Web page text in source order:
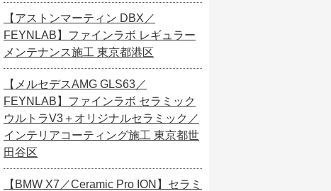
【アストンマーティン DBX／
FEYNLAB】ファインラボ レギュラー
メンテナンス施工 東京都港区
【メルセデスAMG GLS63／
FEYNLAB】ファインラボ セラミック
ウルトラV3＋オリジナルセラミック／
インテリアコーティング施工 東京都世
田谷区
【BMW X7／Ceramic Pro ION】セラミ